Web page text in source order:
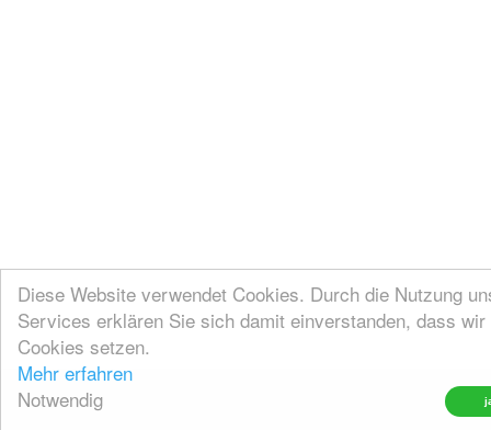
Diese Website verwendet Cookies. Durch die Nutzung
Services erklären Sie sich damit einverstanden, dass wir
Cookies setzen.
Mehr erfahren
Notwendig